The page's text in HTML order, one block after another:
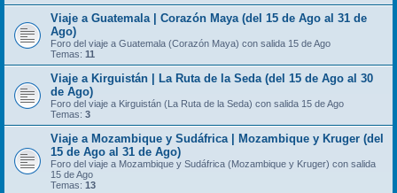
Viaje a Guatemala | Corazón Maya (del 15 de Ago al 31 de
Ago)
Foro del viaje a Guatemala (Corazón Maya) con salida 15 de Ago
Temas: 11
Viaje a Kirguistán | La Ruta de la Seda (del 15 de Ago al 30
de Ago)
Foro del viaje a Kirguistán (La Ruta de la Seda) con salida 15 de Ago
Temas: 3
Viaje a Mozambique y Sudáfrica | Mozambique y Kruger (del
15 de Ago al 31 de Ago)
Foro del viaje a Mozambique y Sudáfrica (Mozambique y Kruger) con salida
15 de Ago
Temas: 13